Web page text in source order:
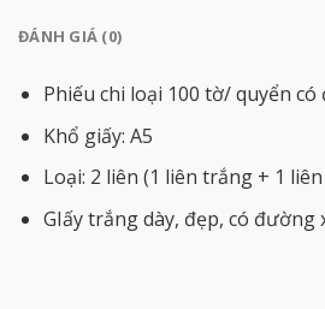
ĐÁNH GIÁ (0)
Phiếu chi loại 100 tờ/ quyển có
Khổ giấy: A5
Loại: 2 liên (1 liên trắng + 1
GIấy trắng dày, đẹp, có đường